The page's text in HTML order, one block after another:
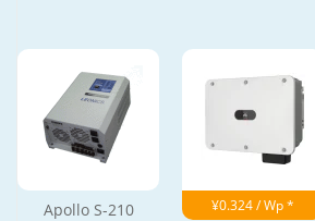
Apollo S-210 ¥0.324 / Wp *